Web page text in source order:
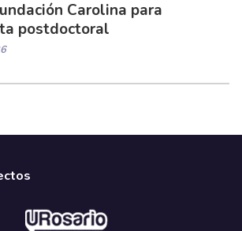
Carolina para
postdoctoral